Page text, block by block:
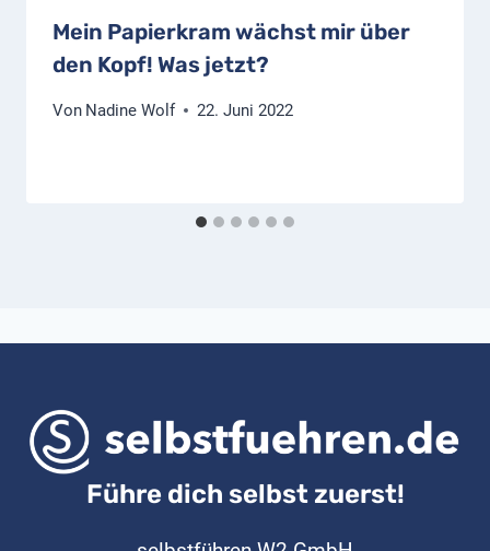
Mein Papierkram wächst mir über
den Kopf! Was jetzt?
Von Nadine Wolf 22. Juni 2022
Führe dich selbst zuerst!